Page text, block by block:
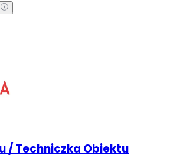
/ Techniczka Obiektu